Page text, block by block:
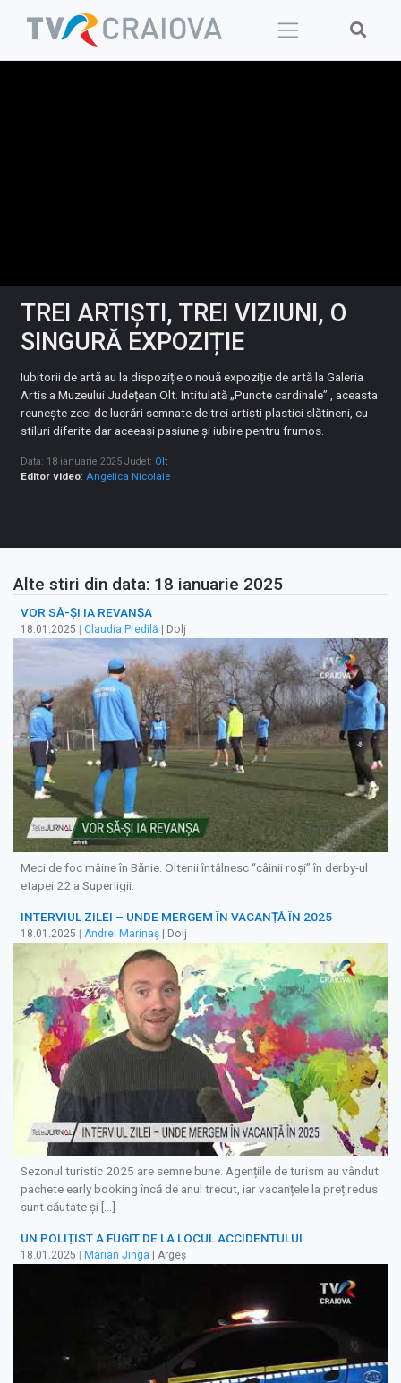
TREI ARTIȘTI, TREI VIZIUNI, O
SINGURĂ EXPOZIȚIE
Iubitorii de artă au la dispoziție o nouă expoziție de artă la Galeria
Artis a Muzeului Județean Olt. Intitulată „Puncte cardinale” , aceasta
reunește zeci de lucrări semnate de trei artiști plastici slătineni, cu
stiluri diferite dar aceeași pasiune și iubire pentru frumos.
Data: 18 ianuarie 2025 Judet: Olt
Editor video:Angelica Nicolaie
Alte stiri din data: 18 ianuarie 2025
VOR SĂ-ȘI IA REVANȘA
18.01.2025 Claudia Predilă | Dolj
Meci de foc mâine în Bănie. Oltenii întâlnesc “câinii roși” în derby-ul
etapei 22 a Superligii.
INTERVIUL ZILEI – UNDE MERGEM ÎN VACANȚĂ ÎN 2025
18.01.2025 | Andrei Marinaș | Dolj
Sezonul turistic 2025 are semne bune. Agențiile de turism au vândut
pachete early booking încă de anul trecut, iar vacanțele la preț redus
sunt căutate și […]
UN POLIȚIST A FUGIT DE LA LOCUL ACCIDENTULUI
18.01.2025 Marian Jinga | Argeș